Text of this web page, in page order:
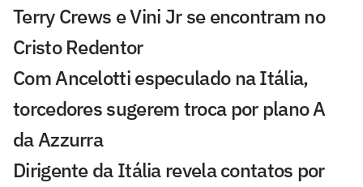
Terry Crews e Vini Jr se encontram no
Cristo Redentor
Com Ancelotti especulado na Itália,
torcedores sugerem troca por plano A
da Azzurra
Dirigente da Itália revela contatos por